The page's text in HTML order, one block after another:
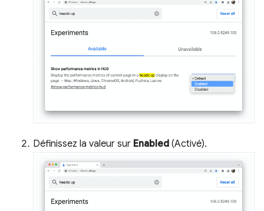
Définissez la valeur sur Enabled (Activé).